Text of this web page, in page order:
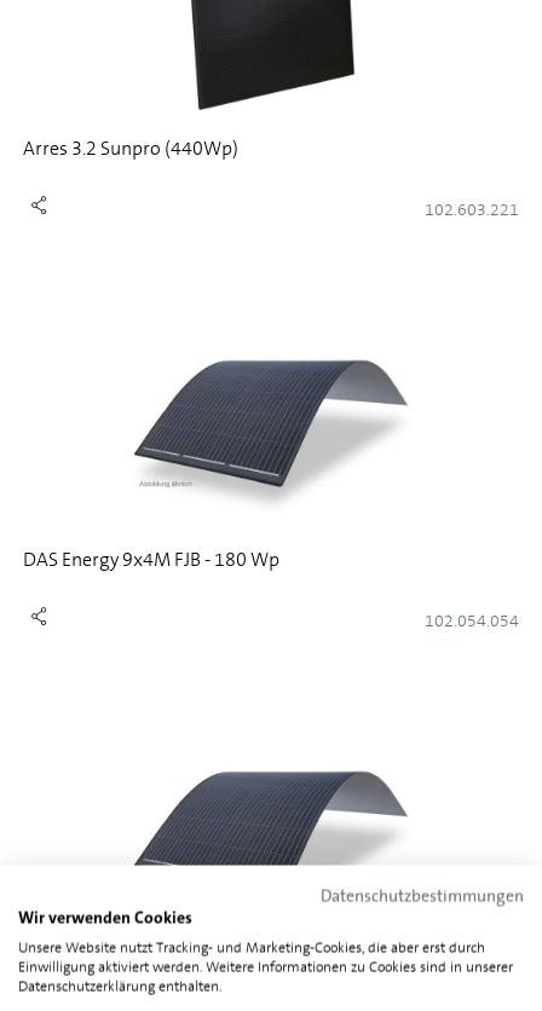
Arres 3.2 Sunpro (440Wp)
102.603.221
DAS Energy 9x4M FJB - 180 Wp
102.054.054
DAS Energy 10x6M FJB - 300 Wp
Datenschutzbestimmungen
Wir verwenden Cookies
Unsere Website nutzt Tracking- und Marketing-Cookies, die aber erst durch
Einwilligung aktiviert werden. Weitere Informationen zu Cookies sind in unserer
Datenschutzerklärung enthalten.